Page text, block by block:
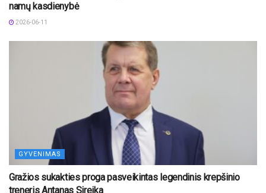
namų kasdienybė
2026-06-11
GYVENIMAS
Gražios sukakties proga pasveikintas legendinis krepšinio
treneris Antanas Sireika